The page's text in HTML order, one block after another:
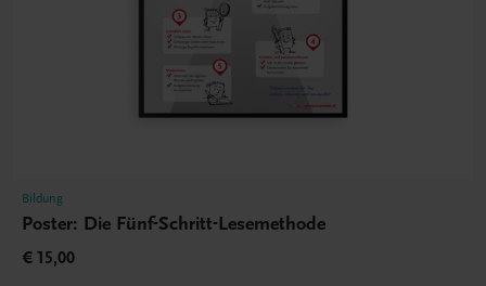
Bildung
Poster: Die Fünf-Schritt-Lesemethode
€ 15,00